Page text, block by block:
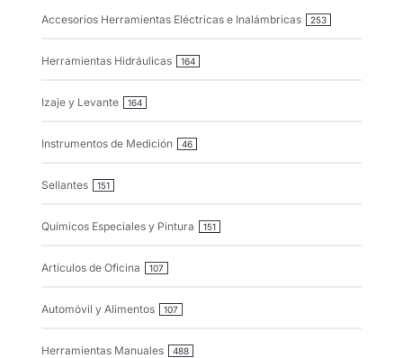
Accesorios Herramientas Eléctricas e Inalámbricas 253
Herramientas Hidráulicas 164
Izaje y Levante 164
Instrumentos de Medición 46
Sellantes 151
Químicos Especiales y Pintura 151
Artículos de Oficina 107
Automóvil y Alimentos 107
Herramientas Manuales 488